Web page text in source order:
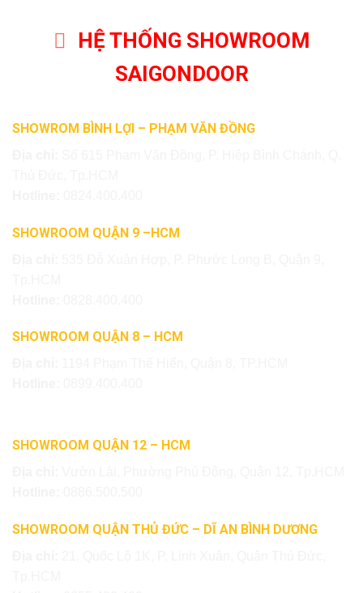
HỆ THỐNG SHOWROOM
SAIGONDOOR
SHOWROM BÌNH LỢI – PHẠM VĂN ĐỒNG
SHOWROOM QUẬN 9 –HCM
SHOWROOM QUẬN 8 – HCM
SHOWROOM QUẬN 12 – HCM
SHOWROOM QUẬN THỦ ĐỨC – DĨ AN BÌNH DƯƠNG